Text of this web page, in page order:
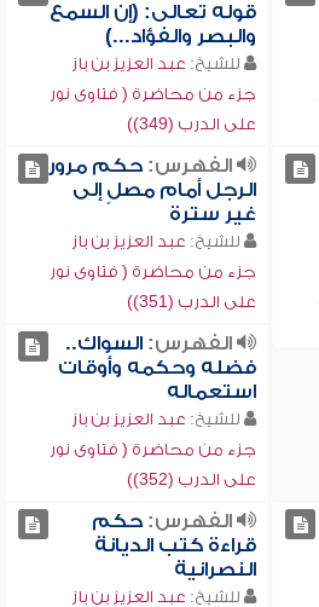
قوله تعالى: (إن السمع
والبصر والفؤاد...)
للشيخ: عبد العزيز بن باز
جزء من محاضرة ( فتاوى نور
على الدرب (349))
الفهرس:حكم مرور
الرجل أمام مصلٍ إلى
غير سترة
للشيخ: عبد العزيز بن باز
جزء من محاضرة ( فتاوى نور
على الدرب (351))
الفهرس:السواك..
فضله وحكمه وأوقات
استعماله
للشيخ: عبد العزيز بن باز
جزء من محاضرة ( فتاوى نور
على الدرب (352))
الفهرس:حكم
قراءة كتب الديانة
النصرانية
للشيخ: عبد العزيز بن باز